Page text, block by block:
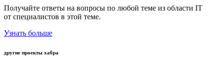
Получайте ответы на вопросы по любой теме из области IT
от специалистов в этой теме.
Узнать больше
другие проекты хабра